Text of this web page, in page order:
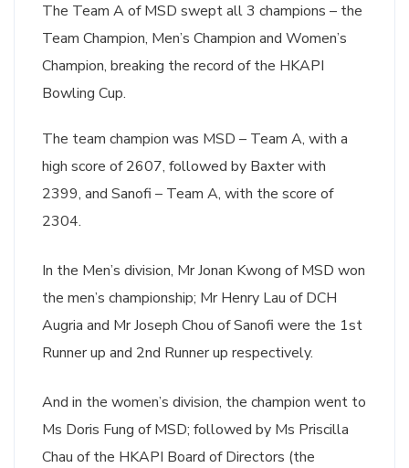
The Team A of MSD swept all 3 champions – the
Team Champion, Men’s Champion and Women’s
Champion, breaking the record of the HKAPI
Bowling Cup.
The team champion was MSD – Team A, with a
high score of 2607, followed by Baxter with
2399, and Sanofi – Team A, with the score of
2304.
In the Men’s division, Mr Jonan Kwong of MSD won
the men’s championship; Mr Henry Lau of DCH
Augria and Mr Joseph Chou of Sanofi were the 1st
Runner up and 2nd Runner up respectively.
And in the women’s division, the champion went to
Ms Doris Fung of MSD; followed by Ms Priscilla
Chau of the HKAPI Board of Directors (the